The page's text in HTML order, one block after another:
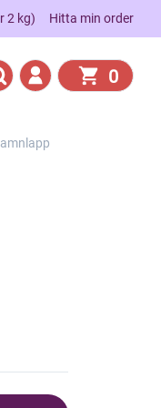
2 kg) Hitta min order
0